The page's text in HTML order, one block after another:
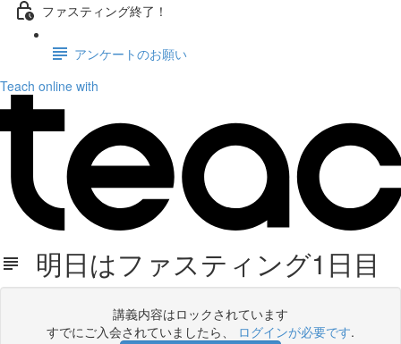
ファスティング終了！
アンケートのお願い
Teach online with
明日はファスティング1日目
講義内容はロックされています
すでにご入会されていましたら、 ログインが必要です.